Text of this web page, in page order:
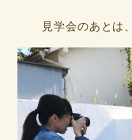
見学会のあとは